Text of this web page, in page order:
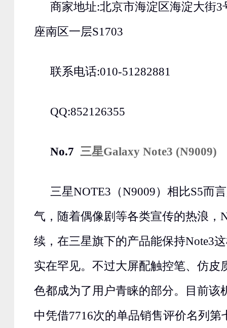
商家地址:北京市海淀区海淀大街3
座南区一层S1703
联系电话:010-51282881
QQ:852126355
No.7 三星Galaxy Note3 (N9009)
三星NOTE3（N9009）相比S5而
气，随着偶像剧等各类宣传的热浪，
续，在三星旗下的产品能保持Note3
实在罕见。不过大屏配触控笔、仿皮
色都成为了用户青睐的部分。目前该
中凭借7716次的单品销售评价名列第